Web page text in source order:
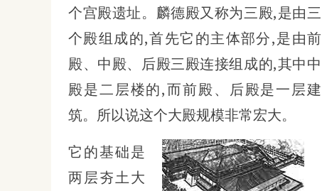
个宫殿遗址。麟德殿又称为三殿,是由三
个殿组成的,首先它的主体部分,是由前
殿、中殿、后殿三殿连接组成的,其中中
殿是二层楼的,而前殿、后殿是一层建
筑。所以说这个大殿规模非常宏大。
它的基础是
两层夯土大